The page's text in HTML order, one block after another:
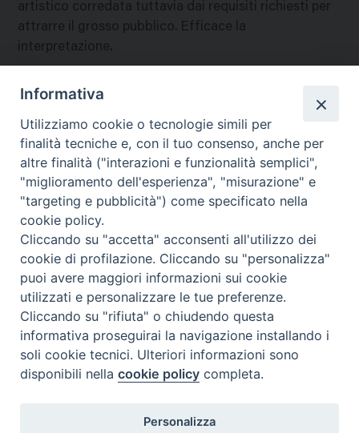
artistico corredata tuttavia dai requisiti richiesti per
attrarre il grosso pubblico. Efficace la
interpretazione.
l'inserzione di scene poco opportune consigliano di
escludere i giovani dalla visione del film. A
nazione:Stati Uniti
Contatti & Info
C.ne Aurelia, 50 – 00165 Roma
Contatti
Scrivi a: cnvf@chiesacattolica.it
Informativa
Utilizziamo cookie o tecnologie simili per
finalità tecniche e, con il tuo consenso, anche per
altre finalità ("interazioni e funzionalità semplici",
"miglioramento dell'esperienza", "misurazione" e
"targeting e pubblicità") come specificato nella
cookie policy.
Cliccando su "accetta" acconsenti all'utilizzo dei
cookie di profilazione. Cliccando su "personalizza"
puoi avere maggiori informazioni sui cookie
utilizzati e personalizzare le tue preferenze.
Cliccando su "rifiuta" o chiudendo questa
informativa proseguirai la navigazione installando i
soli cookie tecnici. Ulteriori informazioni sono
disponibili nellacookie policy completa.
Personalizza